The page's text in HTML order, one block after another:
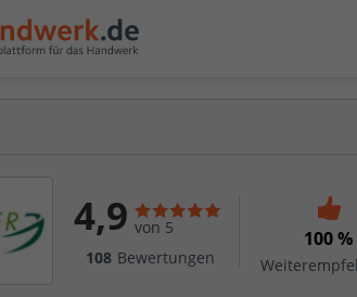
4,9 von 5
108 Bewertungen
100 %